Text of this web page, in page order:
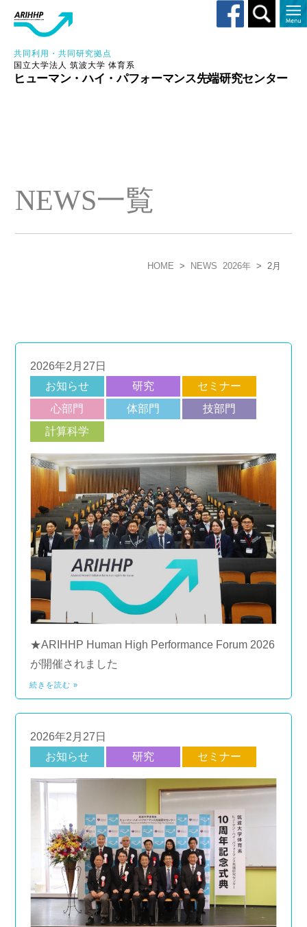
共同利用・共同研究拠点
国立大学法人 筑波大学 体育系
ヒューマン・ハイ・パフォーマンス先端研究センター
Toggle
search
NEWS一覧
HOME > NEWS 2026年 > 2月
2026年2月27日
お知らせ
研究
セミナー
心部門
体部門
技部門
計算科学
★ARIHHP Human High Performance Forum 2026
が開催されました
続きを読む »
2026年2月27日
お知らせ
研究 セミナー